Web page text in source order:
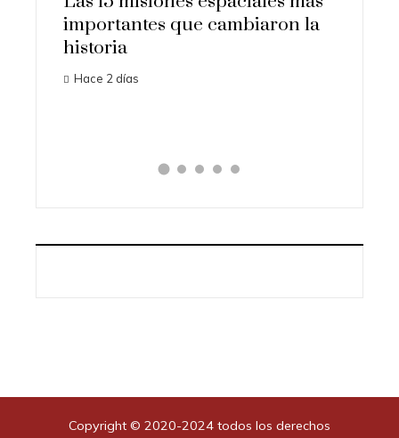
que cambiaron la
transformaron la
Copyright © 2020-2024 todos los derechos